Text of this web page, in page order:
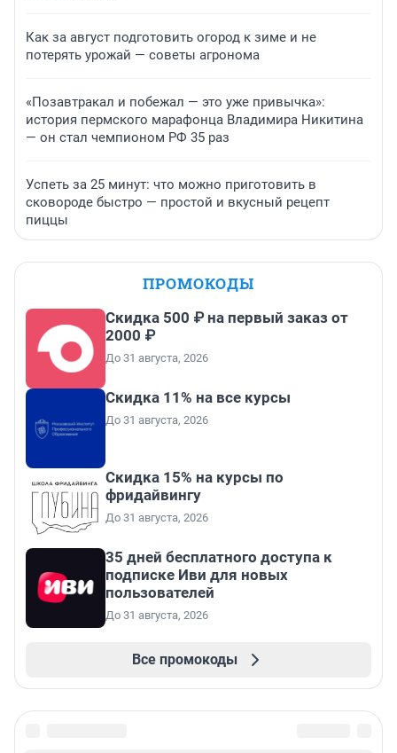
Как за август подготовить огород к зиме и не
потерять урожай — советы агронома
«Позавтракал и побежал — это уже привычка»:
история пермского марафонца Владимира Никитина
— он стал чемпионом РФ 35 раз
Успеть за 25 минут: что можно приготовить в
сковороде быстро — простой и вкусный рецепт
пиццы
ПРОМОКОДЫ
Скидка 500 ₽ на первый заказ от
2000 ₽
До 31 августа, 2026
Скидка 11% на все курсы
До 31 августа, 2026
Скидка 15% на курсы по
фридайвингу
До 31 августа, 2026
35 дней бесплатного доступа к
подписке Иви для новых
пользователей
До 31 августа, 2026
Все промокоды